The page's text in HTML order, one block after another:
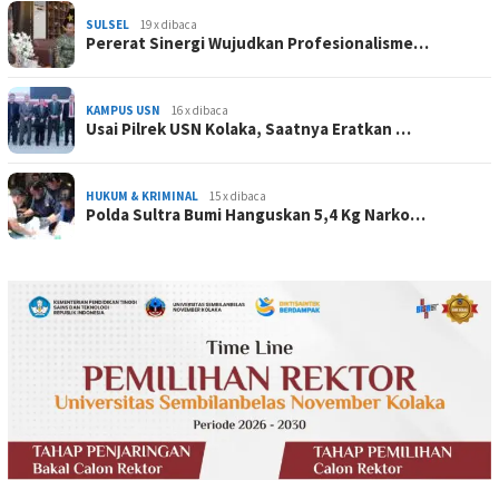
SULSEL 19 x dibaca
Pererat Sinergi Wujudkan Profesionalisme…
KAMPUS USN 16 x dibaca
Usai Pilrek USN Kolaka, Saatnya Eratkan …
HUKUM & KRIMINAL 15 x dibaca
Polda Sultra Bumi Hanguskan 5,4 Kg Narko…